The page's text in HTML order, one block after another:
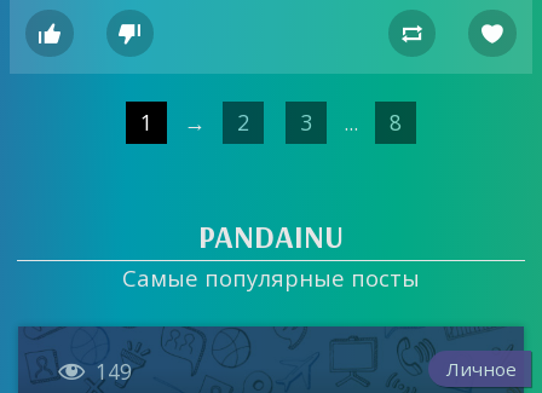
   
1 → 2 3 ... 8
PANDAINU
Самые популярные посты
 149 Личное